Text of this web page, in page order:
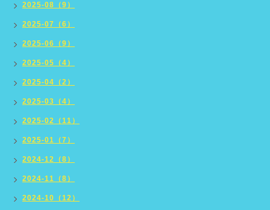
2025-08（9）
2025-07（6）
2025-06（9）
2025-05（4）
2025-04（2）
2025-03（4）
2025-02（11）
2025-01（7）
2024-12（8）
2024-11（8）
2024-10（12）